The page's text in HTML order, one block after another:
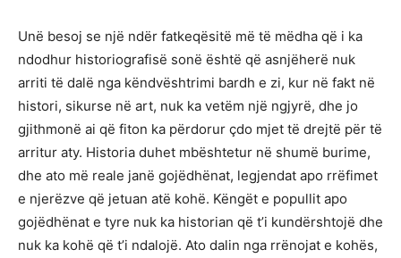
Unë besoj se një ndër fatkeqësitë më të mëdha që i ka
ndodhur historiografisë sonë është që asnjëherë nuk
arriti të dalë nga këndvështrimi bardh e zi, kur në fakt në
histori, sikurse në art, nuk ka vetëm një ngjyrë, dhe jo
gjithmonë ai që fiton ka përdorur çdo mjet të drejtë për të
arritur aty. Historia duhet mbështetur në shumë burime,
dhe ato më reale janë gojëdhënat, legjendat apo rrëfimet
e njerëzve që jetuan atë kohë. Këngët e popullit apo
gojëdhënat e tyre nuk ka historian që t’i kundërshtojë dhe
nuk ka kohë që t’i ndalojë. Ato dalin nga rrënojat e kohës,